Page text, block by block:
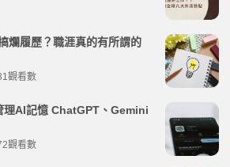
爛履歷？職涯真的有所謂的
觀看數
理AI記憶 ChatGPT、Gemini
觀看數